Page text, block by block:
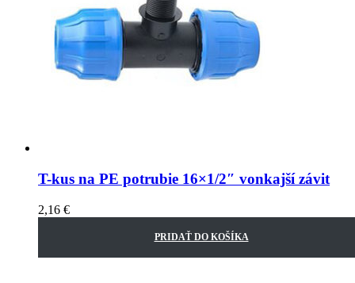
T-kus na PE potrubie 16×1/2″ vonkajší závit
2,16 €
PRIDAŤ DO KOŠÍKA